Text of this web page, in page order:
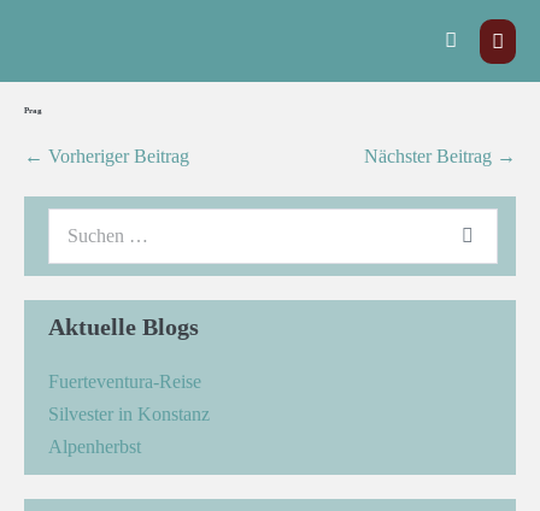
Prag
← Vorheriger Beitrag Nächster Beitrag →
Aktuelle Blogs
Fuerteventura-Reise
Silvester in Konstanz
Alpenherbst